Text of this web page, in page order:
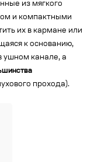
из мягкого
и компактными
их в кармане или
к основанию,
ушном канале, а
прохода).